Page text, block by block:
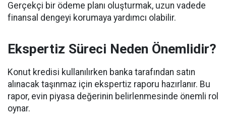
Gerçekçi bir ödeme planı oluşturmak, uzun vadede
finansal dengeyi korumaya yardımcı olabilir.
Ekspertiz Süreci Neden Önemlidir?
Konut kredisi kullanılırken banka tarafından satın
alınacak taşınmaz için ekspertiz raporu hazırlanır. Bu
rapor, evin piyasa değerinin belirlenmesinde önemli rol
oynar.